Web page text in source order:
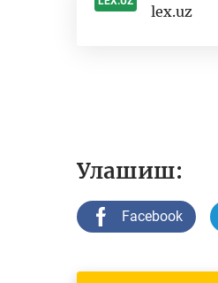
lex.uz
Улашиш:
Facebook